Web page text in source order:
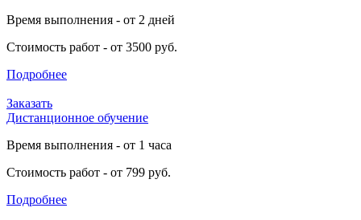
Время выполнения - от 2 дней
Стоимость работ - от 3500 руб.
Подробнее
Заказать
Дистанционное обучение
Время выполнения - от 1 часа
Стоимость работ - от 799 руб.
Подробнее